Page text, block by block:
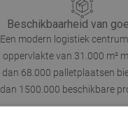
Beschikbaarheid van
Een modern logistiek
oppervlakte van 31.000 m²
dan 68.000 palletplaatsen
dan 1500.000 beschikbare